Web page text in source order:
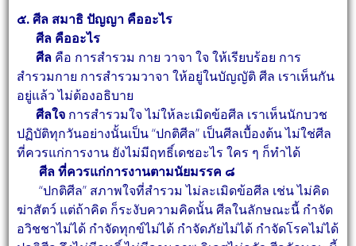
๕. ศีล สมาธิ ปัญญา คืออะไร
ศีล คืออะไร
ศีล คือ การสำรวม กาย วาจา ใจ ให้เรียบร้อย การ
สำรวมกาย การสำรวมวาจา ให้อยู่ในบัญญัติศีล เราเห็นกัน
อยู่แล้ว ไม่ต้องอธิบาย
ศีลใจ การสำรวมใจ ไม่ให้ละเมิดข้อศีล เราเห็นนักบวช
ปฏิบัติทุกวันอย่างนั้นเป็น “ปกติศีล” เป็นศีลเบื้องต้น ไม่ใช่ศีล
ที่ควรแก่การงาน ยังไม่มีฤทธิ์เดชอะไร ใคร ๆ ก็ทำได้
ศีล ที่ควรแก่การงานตามนัยมรรค ๘
“ปกติศีล” สภาพใจที่สำรวม ไม่ละเมิดข้อศีล เช่น ไม่คิด
ฆ่าสัตว์ แต่ถ้าคิด ก็ระงับความคิดนั้นศีลในลักษณะนี้ กำจัด
อวิชชาไม่ได้ กำจัดทุกข์ไม่ได้ กำจัดภัยไม่ได้ กำจัดโรคไม่ได้